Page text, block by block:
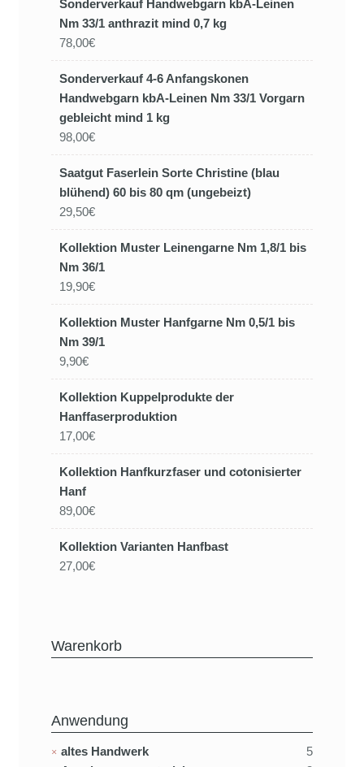
Sonderverkauf Handwebgarn kbA-Leinen
Nm 33/1 anthrazit mind 0,7 kg
78,00€
Sonderverkauf 4-6 Anfangskonen
Handwebgarn kbA-Leinen Nm 33/1 Vorgarn
gebleicht mind 1 kg
98,00€
Saatgut Faserlein Sorte Christine (blau
blühend) 60 bis 80 qm (ungebeizt)
29,50€
Kollektion Muster Leinengarne Nm 1,8/1 bis
Nm 36/1
19,90€
Kollektion Muster Hanfgarne Nm 0,5/1 bis
Nm 39/1
9,90€
Kollektion Kuppelprodukte der
Hanffaserproduktion
17,00€
Kollektion Hanfkurzfaser und cotonisierter
Hanf
89,00€
Kollektion Varianten Hanfbast
27,00€
Warenkorb
Anwendung
altes Handwerk
5